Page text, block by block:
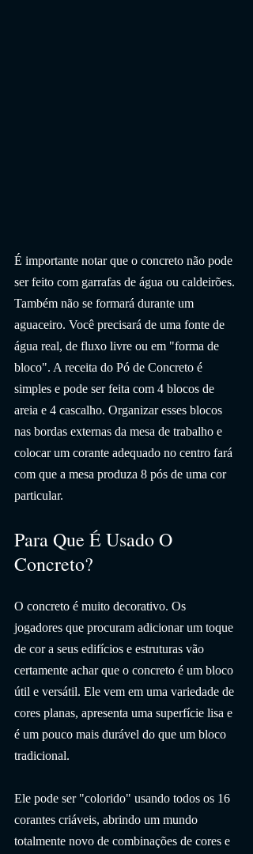
É importante notar que o concreto não pode
ser feito com garrafas de água ou caldeirões.
Também não se formará durante um
aguaceiro. Você precisará de uma fonte de
água real, de fluxo livre ou em "forma de
bloco". A receita do Pó de Concreto é
simples e pode ser feita com 4 blocos de
areia e 4 cascalho. Organizar esses blocos
nas bordas externas da mesa de trabalho e
colocar um corante adequado no centro fará
com que a mesa produza 8 pós de uma cor
particular.
Para Que É Usado O
Concreto?
O concreto é muito decorativo. Os
jogadores que procuram adicionar um toque
de cor a seus edifícios e estruturas vão
certamente achar que o concreto é um bloco
útil e versátil. Ele vem em uma variedade de
cores planas, apresenta uma superfície lisa e
é um pouco mais durável do que um bloco
tradicional.
Ele pode ser "colorido" usando todos os 16
corantes criáveis, abrindo um mundo
totalmente novo de combinações de cores e